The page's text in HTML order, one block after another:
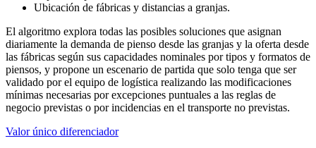
Ubicación de fábricas y distancias a granjas.
El algoritmo explora todas las posibles soluciones que asignan
diariamente la demanda de pienso desde las granjas y la oferta desde
las fábricas según sus capacidades nominales por tipos y formatos de
piensos, y propone un escenario de partida que solo tenga que ser
validado por el equipo de logística realizando las modificaciones
mínimas necesarias por excepciones puntuales a las reglas de
negocio previstas o por incidencias en el transporte no previstas.
Valor único diferenciador